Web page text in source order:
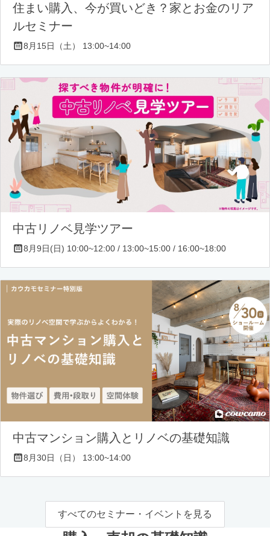
住まい購入、今が買いどき？家とお金のリア
ルセミナー
8月15日（土） 13:00~14:00
中古リノベ見学ツアー
8月9日(日) 10:00~12:00 / 13:00~15:00 / 16:00~18:00
中古マンション購入とリノベの基礎知識
8月30日（日） 13:00~14:00
すべてのセミナー・イベントを見る